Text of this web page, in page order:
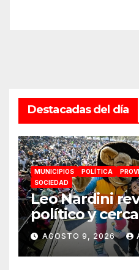
Destacadas del día
MUNICIPIOS POLÍTICA
SOCIEDAD
Leo Nardini
político y
celebrando
150 mil
Niñez en
AGOSTO 9, 2026